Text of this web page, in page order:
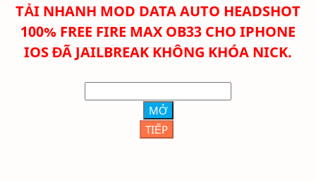
TẢI NHANH MOD DATA AUTO HEADSHOT
100% FREE FIRE MAX OB33 CHO IPHONE
IOS ĐÃ JAILBREAK KHÔNG KHÓA NICK.
MỞ
TIẾP